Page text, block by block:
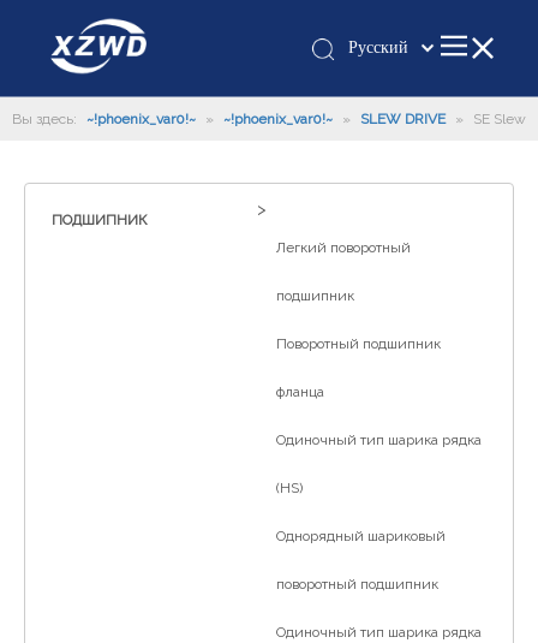
Pусский
românesc
Tiếng Việt
日本語
Italiano
Français
Español
Вы здесь: ~!phoenix_var0!~ » ~!phoenix_var0!~ » SLEW DRIVE »
SE Slew
ПОДШИПНИК
>
Легкий поворотный
подшипник
Поворотный подшипник
фланца
Одиночный тип шарика рядка
(HS)
Однорядный шариковый
поворотный подшипник
Одиночный тип шарика рядка